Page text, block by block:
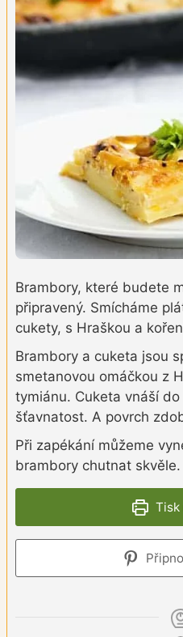
Brambory, které budete
připravený. Smícháme
cukety, s Hraškou a
Brambory a cuketa jsou
smetanovou omáčkou z
tymiánu. Cuketa vnáší
šťavnatost. A povrch
Při zapékání můžeme
brambory chutnat skvěle.
Tisk